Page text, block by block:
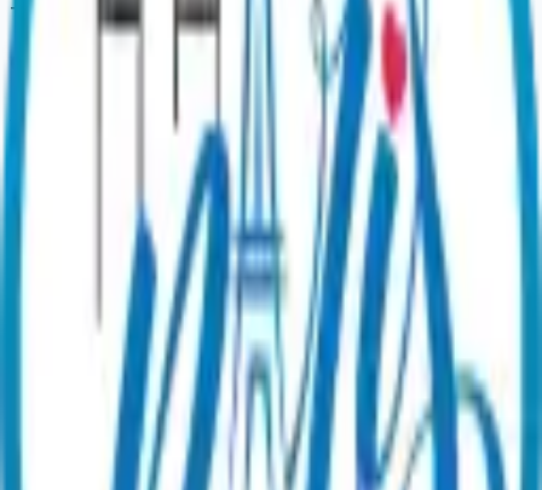
The official platform to book your Parisian experiences.
Our Experiences
Dinner Shows Dinner Cruises
Tastings
Unusual ToursGift Ideas
Use my gift card Guides & News Become a partner
Contact our team!
General Terms of Sale Legal Notice Privacy PolicyReview
Management Policy
Cookie preferences